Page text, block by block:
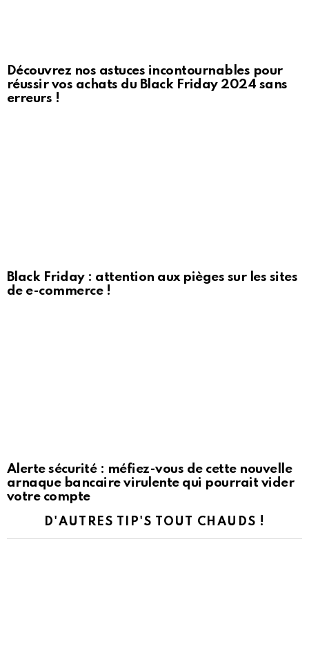
Découvrez nos astuces incontournables pour
réussir vos achats du Black Friday 2024 sans
erreurs !
Black Friday : attention aux pièges sur les sites
de e-commerce !
Alerte sécurité : méfiez-vous de cette nouvelle
arnaque bancaire virulente qui pourrait vider
votre compte
D'AUTRES TIP'S TOUT CHAUDS !